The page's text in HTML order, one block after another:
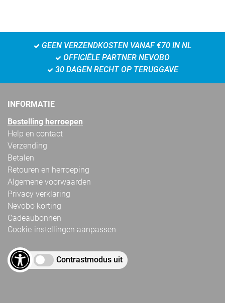
GEEN VERZENDKOSTEN VANAF €70 IN NL
OFFICIËLE PARTNER NEVOBO
30 DAGEN RECHT OP TERUGGAVE
INFORMATIE
Bestelling herroepen
Help en contact
Verzending
Betalen
Retouren en herroeping
Algemene voorwaarden
Privacy verklaring
Nevobo korting
Cadeaubonnen
Cookie-instellingen aanpassen
Contrastmodus uit